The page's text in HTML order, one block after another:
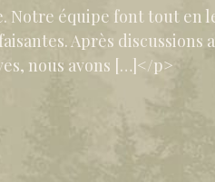
Notre équipe font tout en
Après discussions
nous avons […]</p>